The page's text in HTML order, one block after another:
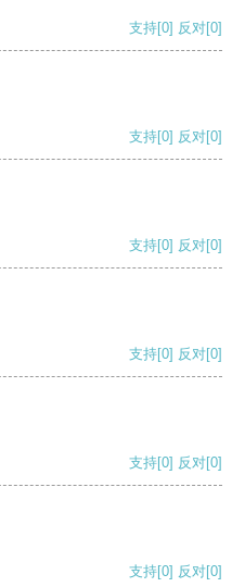
支持[0] 反对[0]
支持[0] 反对[0]
支持[0] 反对[0]
支持[0] 反对[0]
支持[0] 反对[0]
支持[0] 反对[0]